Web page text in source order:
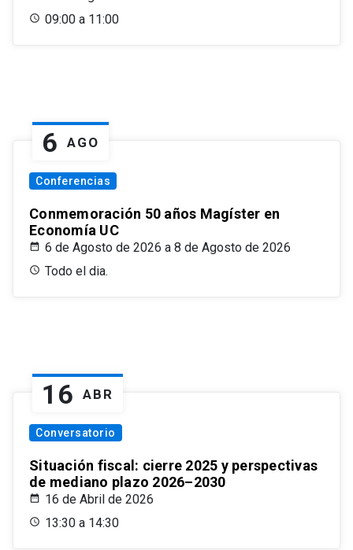
09:00 a 11:00
6 AGO
Conferencias
Conmemoración 50 años Magíster en
Economía UC
6 de Agosto de 2026 a 8 de Agosto de 2026
Todo el dia.
16 ABR
Conversatorio
Situación fiscal: cierre 2025 y perspectivas
de mediano plazo 2026–2030
16 de Abril de 2026
13:30 a 14:30